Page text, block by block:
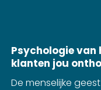
Psychologie van
klanten jou
De menselijke